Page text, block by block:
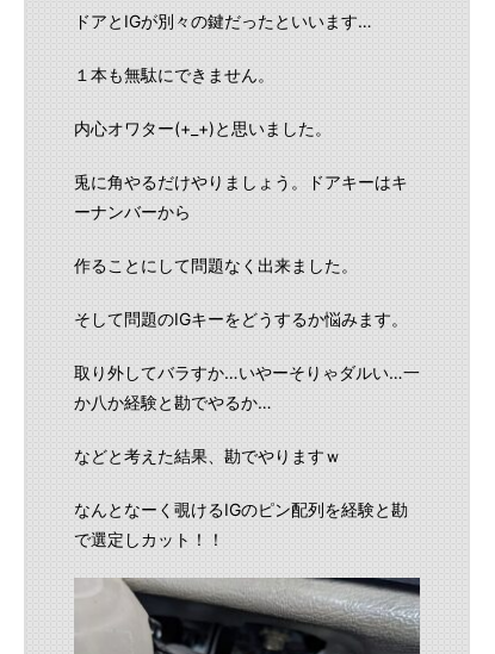
ドアとIGが別々の鍵だったといいます…
１本も無駄にできません。
内心オワター(+_+)と思いました。
兎に角やるだけやりましょう。ドアキーはキ
ーナンバーから
作ることにして問題なく出来ました。
そして問題のIGキーをどうするか悩みます。
取り外してバラすか…いやーそりゃダルい…一
か八か経験と勘でやるか…
などと考えた結果、勘でやりますｗ
なんとなーく覗けるIGのピン配列を経験と勘
で選定しカット！！